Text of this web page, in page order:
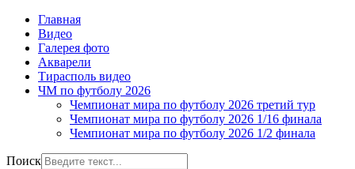
Главная
Видео
Галерея фото
Акварели
Тирасполь видео
ЧМ по футболу 2026
Чемпионат мира по футболу 2026 третий тур
Чемпионат мира по футболу 2026 1/16 финала
Чемпионат мира по футболу 2026 1/2 финала
Поиск